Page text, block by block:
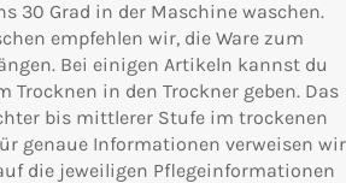
30 Grad in der Maschine waschen.
empfehlen wir, die Ware zum
Bei einigen Artikeln kannst du
Trocknen in den Trockner geben. Das
bis mittlerer Stufe im trockenen
genaue Informationen verweisen wir
die jeweiligen Pflegeinformationen